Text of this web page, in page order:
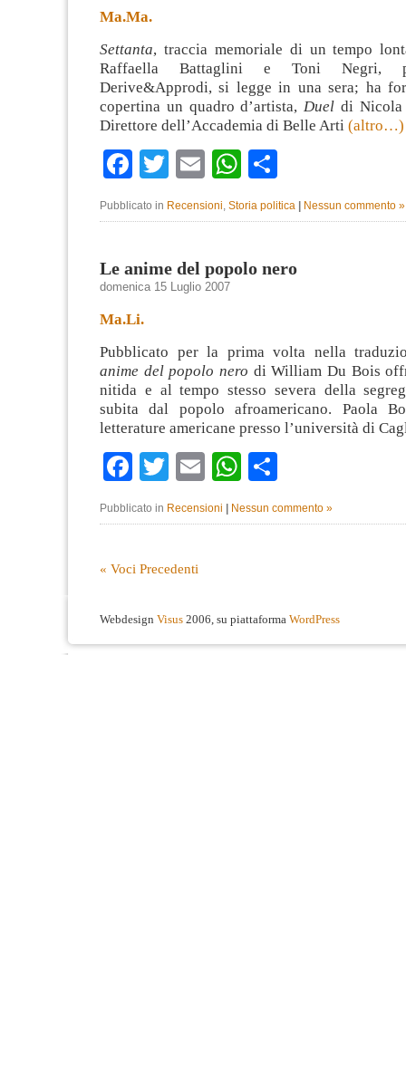
Ma.Ma.
Settanta, traccia memoriale di un tempo
Raffaella Battaglini e Toni Negri,
Derive&Approdi, si legge in una sera; ha
copertina un quadro d’artista, Duel di Nicola
Direttore dell’Accademia di Belle Arti (altro…)
Facebook
TwitterEmailWhatsApp
Pubblicato in Recensioni, Storia politica Nessun commento »
Le anime del popolo nero
domenica 15 Luglio 2007
Ma.Li.
Pubblicato per la prima volta nella
anime del popolo nero di William Du Bois
nitida e al tempo stesso severa della
subita dal popolo afroamericano. Paola
letterature americane presso l’università di
Facebook
TwitterEmailWhatsApp
Pubblicato in Recensioni Nessun commento »
« Voci Precedenti
Webdesign Visus 2006, su piattaforma WordPress